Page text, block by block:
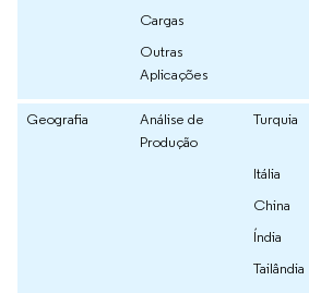
Cargas
Outras
Aplicações
Geografia
Análise de
Produção
Turquia
Itália
China
Índia
Tailândia